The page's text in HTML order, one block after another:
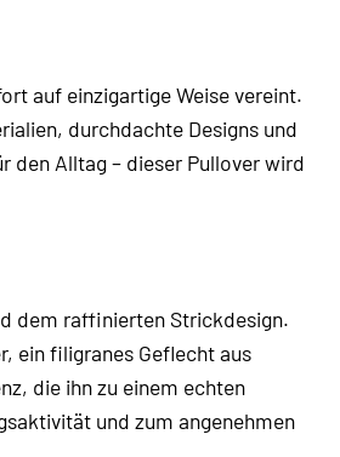
auf einzigartige Weise vereint.
durchdachte Designs und
den Alltag – dieser Pullover wird
dem raffinierten Strickdesign.
ein filigranes Geflecht aus
die ihn zu einem echten
und zum angenehmen